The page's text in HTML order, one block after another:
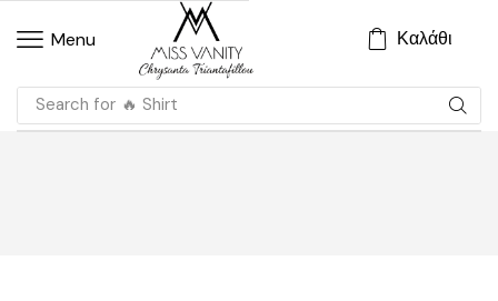
Menu Καλάθι
Search for 🔥 Shirt